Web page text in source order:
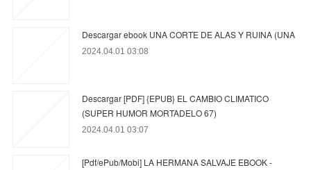
Descargar ebook UNA CORTE DE ALAS Y RUINA (UNA
2024.04.01 03:08
Descargar [PDF] {EPUB} EL CAMBIO CLIMATICO
(SUPER HUMOR MORTADELO 67)
2024.04.01 03:07
[Pdf/ePub/Mobi] LA HERMANA SALVAJE EBOOK -